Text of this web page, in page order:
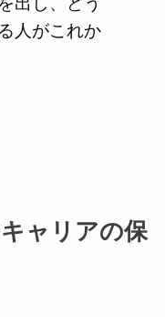
人がこれか
ャリアの保